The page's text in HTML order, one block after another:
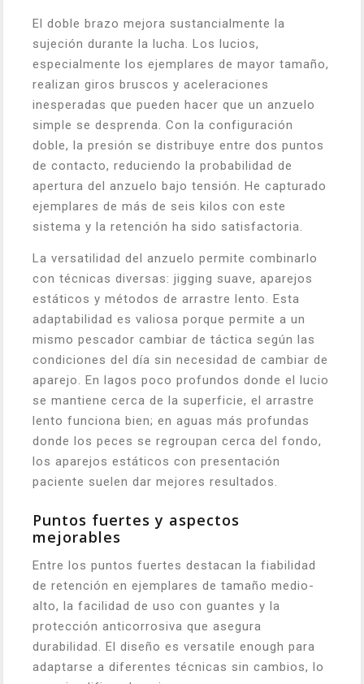
El doble brazo mejora sustancialmente la
sujeción durante la lucha. Los lucios,
especialmente los ejemplares de mayor tamaño,
realizan giros bruscos y aceleraciones
inesperadas que pueden hacer que un anzuelo
simple se desprenda. Con la configuración
doble, la presión se distribuye entre dos puntos
de contacto, reduciendo la probabilidad de
apertura del anzuelo bajo tensión. He capturado
ejemplares de más de seis kilos con este
sistema y la retención ha sido satisfactoria.
La versatilidad del anzuelo permite combinarlo
con técnicas diversas: jigging suave, aparejos
estáticos y métodos de arrastre lento. Esta
adaptabilidad es valiosa porque permite a un
mismo pescador cambiar de táctica según las
condiciones del día sin necesidad de cambiar de
aparejo. En lagos poco profundos donde el lucio
se mantiene cerca de la superficie, el arrastre
lento funciona bien; en aguas más profundas
donde los peces se regroupan cerca del fondo,
los aparejos estáticos con presentación
paciente suelen dar mejores resultados.
Puntos fuertes y aspectos
mejorables
Entre los puntos fuertes destacan la fiabilidad
de retención en ejemplares de tamaño medio-
alto, la facilidad de uso con guantes y la
protección anticorrosiva que asegura
durabilidad. El diseño es versatile enough para
adaptarse a diferentes técnicas sin cambios, lo